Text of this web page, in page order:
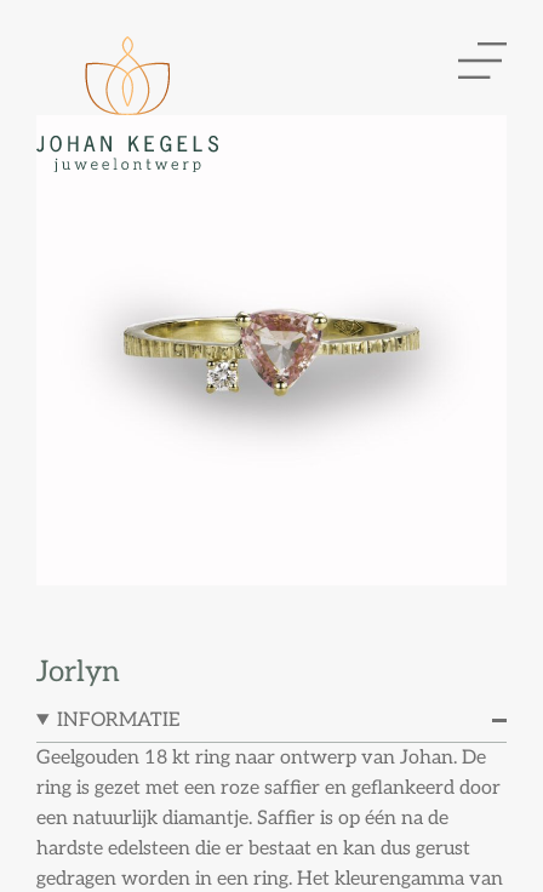
Jorlyn
INFORMATIE
Geelgouden 18 kt ring naar ontwerp van Johan. De
ring is gezet met een roze saffier en geflankeerd door
een natuurlijk diamantje. Saffier is op één na de
hardste edelsteen die er bestaat en kan dus gerust
gedragen worden in een ring. Het kleurengamma van